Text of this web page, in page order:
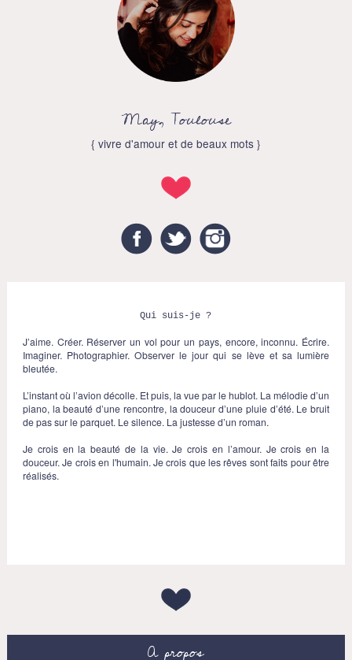
May, Toulouse
{ vivre d'amour et de beaux mots }
FacebookTwitter
Qui suis-je ?
J’aime. Créer. Réserver un vol pour un pays, encore, inconnu. Écrire.
Imaginer. Photographier. Observer le jour qui se lève et sa lumière
bleutée.
L’instant où l’avion décolle. Et puis, la vue par le hublot. La mélodie d’un
piano, la beauté d’une rencontre, la douceur d’une pluie d’été. Le bruit
de pas sur le parquet. Le silence. La justesse d’un roman.
Je crois en la beauté de la vie. Je crois en l’amour. Je crois en la
douceur. Je crois en l'humain. Je crois que les rêves sont faits pour être
réalisés.
A propos